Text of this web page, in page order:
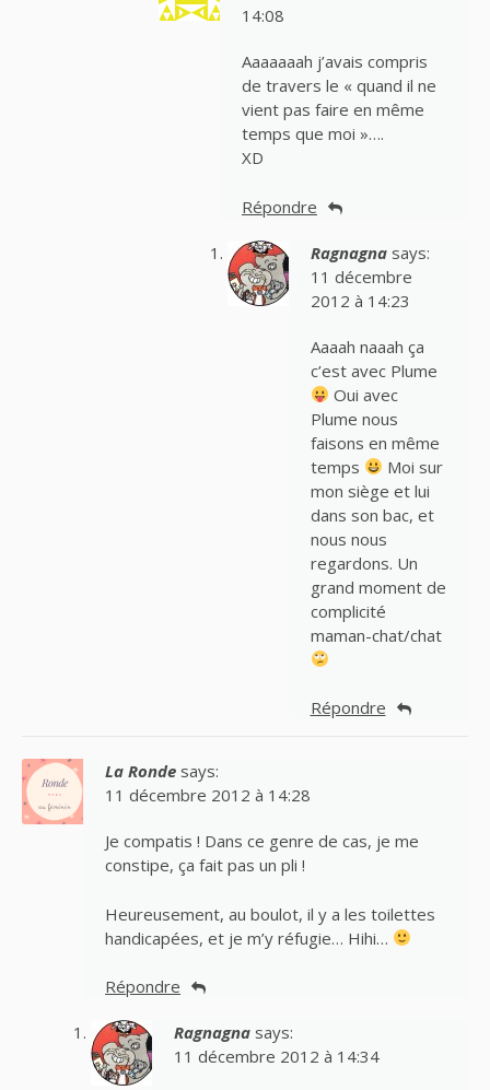
14:08
Aaaaaaah j’avais compris
de travers le « quand il ne
vient pas faire en même
temps que moi »….
XD
Répondre
Ragnagna says:
11 décembre
2012 à 14:23
Aaaah naaah ça
c’est avec Plume
Oui avec
Plume nous
faisons en même
temps
Moi sur
mon siège et lui
dans son bac, et
nous nous
regardons. Un
grand moment de
complicité
maman-chat/chat
Répondre
La Ronde says:
11 décembre 2012 à 14:28
Je compatis ! Dans ce genre de cas, je me
constipe, ça fait pas un pli !
Heureusement, au boulot, il y a les toilettes
handicapées, et je m’y réfugie… Hihi…
Répondre
Ragnagna says:
11 décembre 2012 à 14:34